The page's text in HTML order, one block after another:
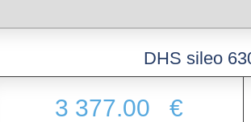
DHS sileo
3 377.00 €